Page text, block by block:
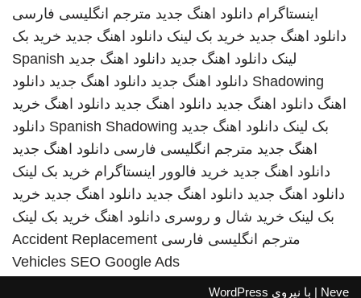
اینستاگرام دانلود اهنگ جدید مترجم انگلیسی فارسی
دانلود اهنگ جدید خرید بک لینک دانلود اهنگ جدید خرید بک
لینک دانلود اهنگ جدید دانلود اهنگ جدید Spanish
Shadowing دانلود اهنگ جدید دانلود اهنگ جدید دانلود
اهنگ دانلود اهنگ جدید دانلود اهنگ جدید دانلود اهنگ خرید
بک لینک دانلود اهنگ جدید Spanish Shadowing دانلود
اهنگ جدید مترجم انگلیسی فارسی دانلود اهنگ جدید
دانلود اهنگ جدید خرید فالوور اینستاگرام خرید بک لینک
دانلود اهنگ جدید دانلود اهنگ جدید دانلود اهنگ جدید خرید
بک لینک خرید شال و روسری دانلود اهنگ خرید بک لینک
مترجم انگلیسی فارسی Accident Replacement
Vehicles SEO Google Ads
Neve | با نیروی WordPress